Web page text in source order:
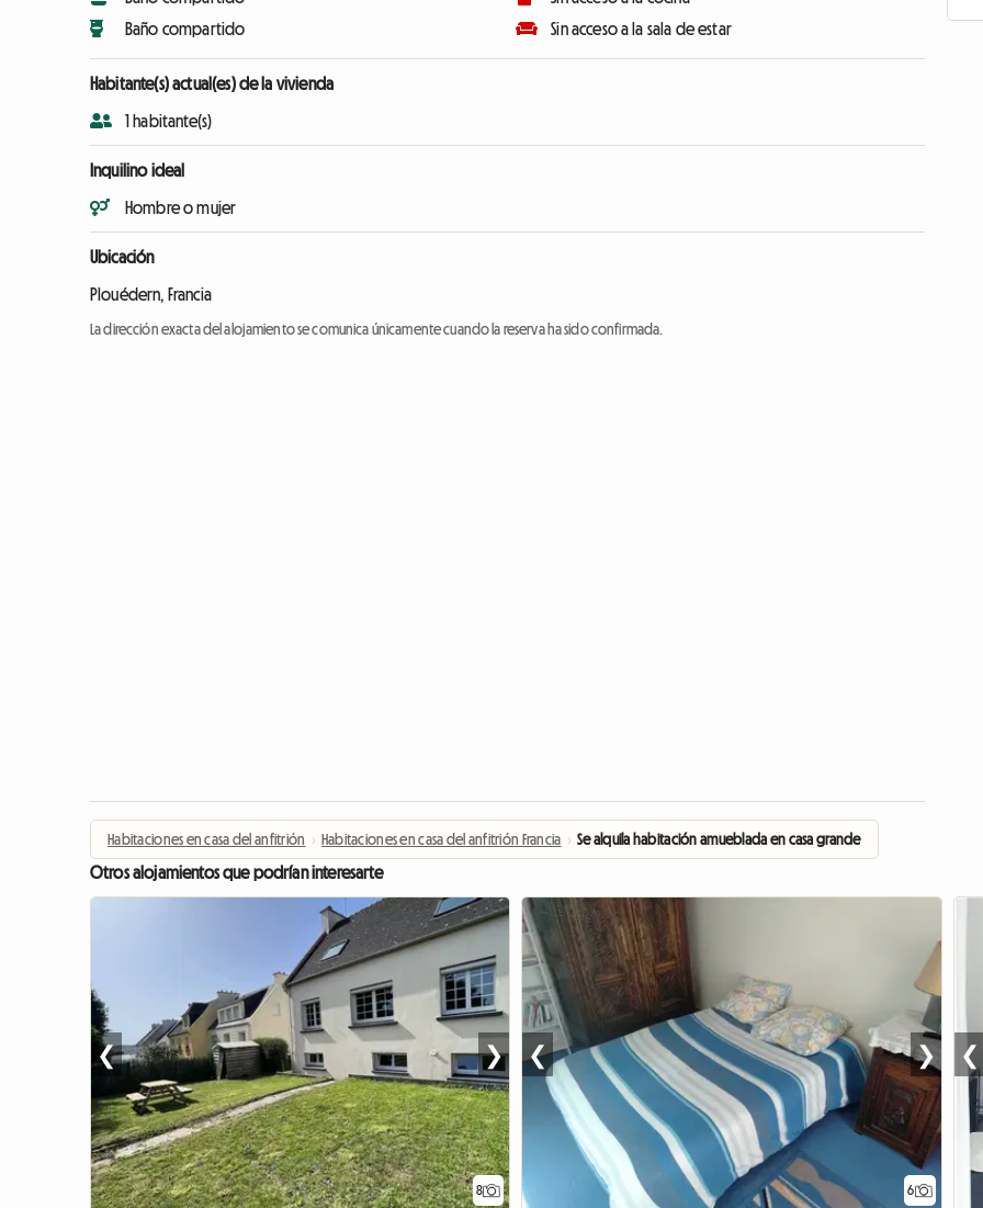
Baño compartido
Sin acceso a la sala de estar
Habitante(s) actual(es) de la vivienda
1 habitante(s)
Inquilino ideal
Hombre o mujer
Ubicación
Plouédern, Francia
La dirección exacta del alojamiento se comunica únicamente cuando la reserva ha sido confirmada.
Habitaciones en casa del anfitrión › Habitaciones en casa del anfitrión Francia › Se alquila habitación amueblada en casa grande
Otros alojamientos que podrían interesarte
8
❮ ❯
6
❮ ❯ ❮